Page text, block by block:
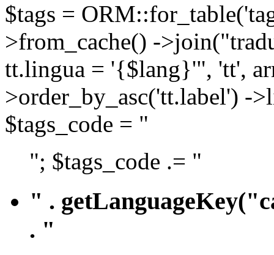
$tags =
>from_cache() -
tt.lingua = '{$lang}'", 'tt',
>order_by_asc('tt.label') -
$tags_code = "
"; $tags_code .= "
" .
. "